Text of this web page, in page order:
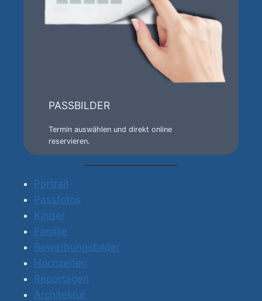
PASSBILDER
Termin auswählen und direkt online
reservieren.
Portrait
Passfotos
Kinder
Familie
Bewerbungsbilder
Hochzeiten
Reportagen
Architektur